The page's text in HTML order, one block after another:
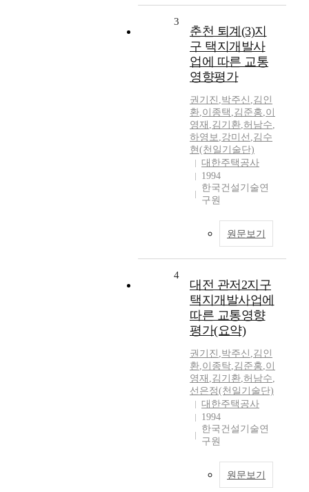
3
춘천 퇴계(3)지
구 택지개발사
업에 따른 교통
영향평가
권기진 ,박주신 ,김인
환,이종택 ,김준홍,이
영재 ,김기환,허남수,
하영보,강미선 ,김수
현(천일기술단)
대한주택공사
1994
한국건설기술연
구원
원문보기
4
대전 관저2지구
택지개발사업에
따른 교통영향
평가(요약)
권기진 ,박주신 ,김인
환,이종탁,김준홍,이
영재 ,김기환,허남수,
선은정(천일기술단)
대한주택공사
1994
한국건설기술연
구원
원문보기